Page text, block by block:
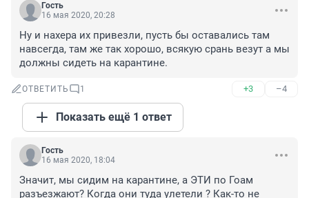
Гость
16 мая 2020, 20:28
Ну и нахера их привезли, пусть бы оставались там
навсегда, там же так хорошо, всякую срань везут а мы
должны сидеть на карантине.
ОТВЕТИТЬ 1 +3 –4
Показать ещё 1 ответ
Гость
16 мая 2020, 18:04
Значит, мы сидим на карантине, а ЭТИ по Гоам
разъезжают? Когда они туда улетели ? Как-то не